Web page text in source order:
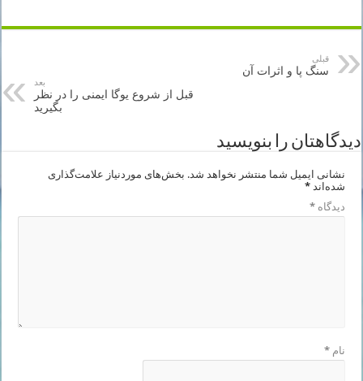
قبلی
سنگ پا و اثرات آن
بعد
قبل از شروع یوگا ایمنی را در نظر
بگیرید
دیدگاهتان را بنویسید
نشانی ایمیل شما منتشر نخواهد شد. بخش‌های موردنیاز علامت‌گذاری
شده‌اند*
دیدگاه*
نام*